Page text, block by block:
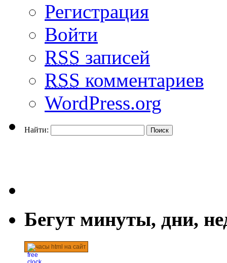
Регистрация
Войти
RSS записей
RSS комментариев
WordPress.org
Найти:
Бегут минуты, дни,
часы html на сайт